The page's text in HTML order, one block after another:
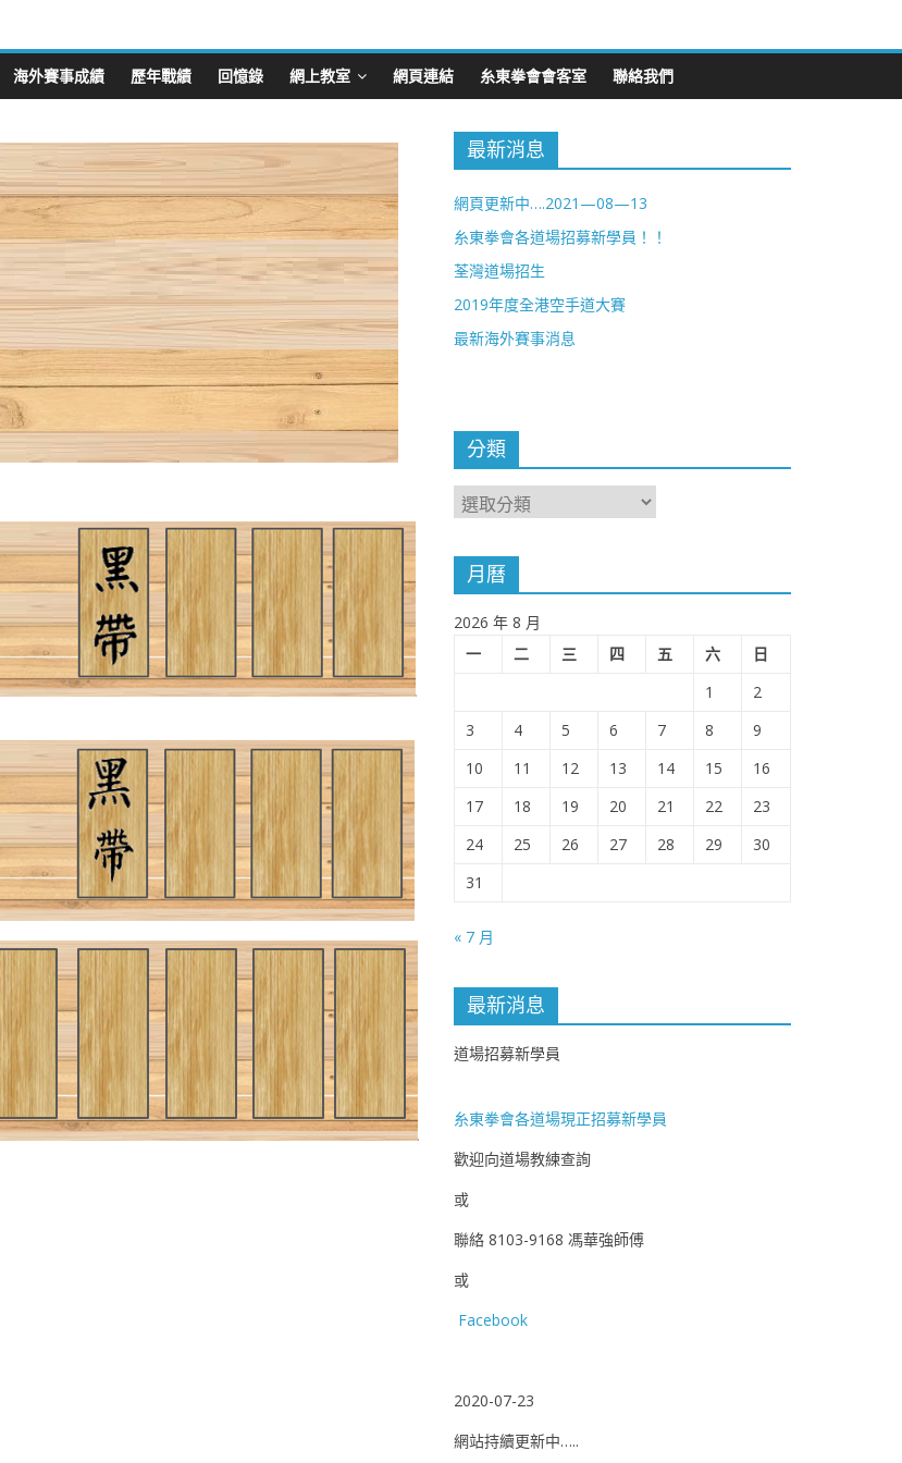
海外賽事成績 歷年戰績 回憶錄 網上教室 網頁連結 糸東拳會會客室 聯絡我們
最新消息
網頁更新中….2021—08—13
糸東拳會各道場招募新學員！！
荃灣道場招生
2019年度全港空手道大賽
最新海外賽事消息
分類
月曆
2026 年 8 月
一
二 三 四 五 六
日
1
2
3
4 5 6 7 8
9
10
11 12 13 14 15
16
17
18 19 20 21 22
23
24
25 26 27 28 29
30
31
« 7 月
最新消息
道場招募新學員
糸東拳會各道場現正招募新學員
歡迎向道場教練查詢
或
聯絡 8103-9168 馮華強師傅
或
Facebook
2020-07-23
網站持續更新中…..